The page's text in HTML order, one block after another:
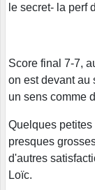
le secret- la perf
Score final 7-7,
on est devant au
un sens comme
Quelques
presques
d'autres
Loïc.